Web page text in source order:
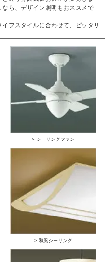
ら、デザイン照明もおススメで
フスタイルに合わせて、ピッタリ
> シーリングファン
> 和風シーリング